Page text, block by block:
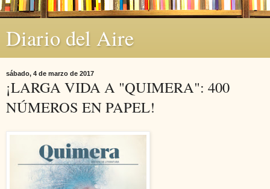
Diario del Aire
sábado, 4 de marzo de 2017
¡LARGA VIDA A "QUIMERA": 400
NÚMEROS EN PAPEL!